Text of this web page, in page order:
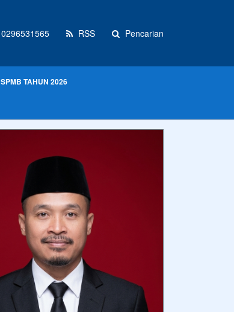
0296531565 RSS Pencarian
SPMB TAHUN 2026